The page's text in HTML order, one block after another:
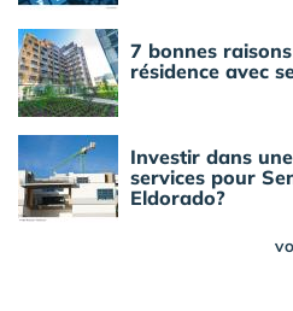
7 bonnes
résidence avec
Investir dans
services pour
Eldorado?